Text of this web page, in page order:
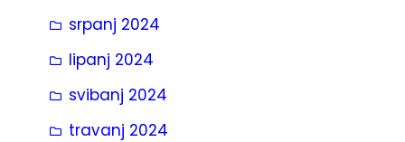
srpanj 2024
lipanj 2024
svibanj 2024
travanj 2024